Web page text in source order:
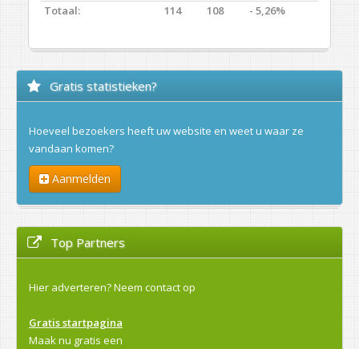
Totaal:
114 108 - 5,26%
Gratis statistieken?
Hoeveel bezoekers heeft uw website en weet u waar ze
vandaan komen?
Aanmelden
Top Partners
Hier adverteren?Neem contact op
Gratis startpagina
Maak nu gratis een